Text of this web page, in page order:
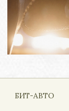
БИТ-АВТО